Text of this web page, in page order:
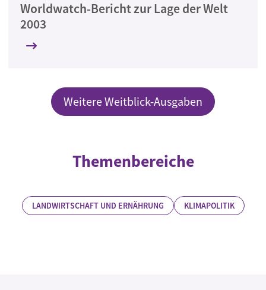
Worldwatch-Bericht zur Lage der Welt
2003
Weitere Weitblick-Ausgaben
Themenbereiche
LANDWIRTSCHAFT UND ERNÄHRUNG KLIMAPOLITIK